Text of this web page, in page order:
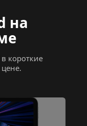
короткие